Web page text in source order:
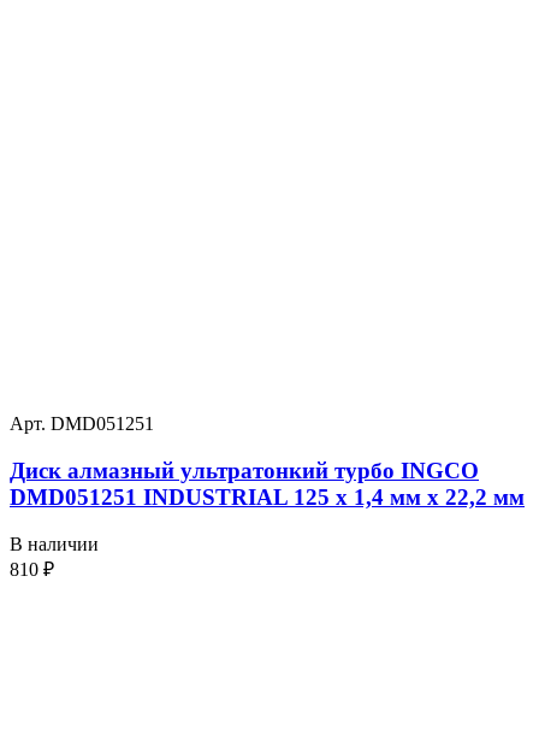
Арт. DMD051251
Диск алмазный ультратонкий турбо INGCO
DMD051251 INDUSTRIAL 125 х 1,4 мм x 22,2 мм
В наличии
810 ₽